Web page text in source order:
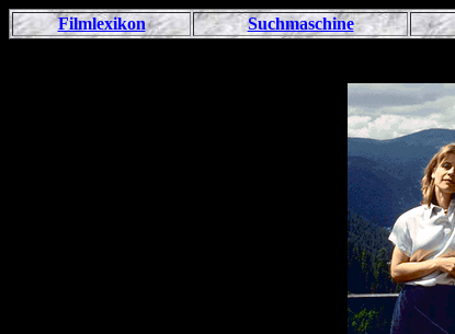
Filmlexikon Suchmaschine